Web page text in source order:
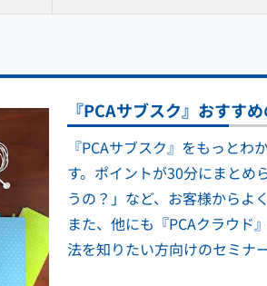
『PCAサブスク』おすす
『PCAサブスク』をもっと
す。ポイントが30分にまとめ
うの？」など、お客様からよ
また、他にも『PCAクラウド
法を知りたい方向けのセミナ